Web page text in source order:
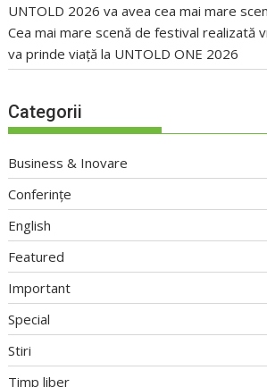
UNTOLD 2026 va avea cea mai mare
Cea mai mare scenă de festival realizată
va prinde viață la UNTOLD ONE 2026
Categorii
Business & Inovare
Conferințe
English
Featured
Important
Special
Stiri
Timp liber